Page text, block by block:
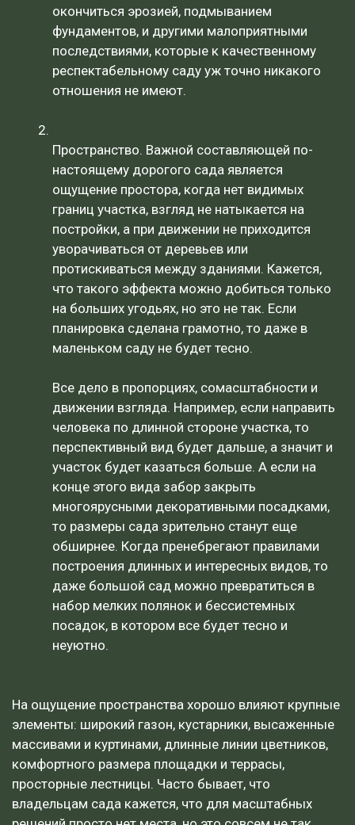
окончиться эрозией, подмыванием
фундаментов, и другими малоприятными
последствиями, которые к качественному
респектабельному саду уж точно никакого
отношения не имеют.
Пространство. Важной составляющей по-
настоящему дорогого сада является
ощущение простора, когда нет видимых
границ участка, взгляд не натыкается на
постройки, а при движении не приходится
уворачиваться от деревьев или
протискиваться между зданиями. Кажется,
что такого эффекта можно добиться только
на больших угодьях, но это не так. Если
планировка сделана грамотно, то даже в
маленьком саду не будет тесно.
Все дело в пропорциях, сомасштабности и
движении взгляда. Например, если направить
человека по длинной стороне участка, то
перспективный вид будет дальше, а значит и
участок будет казаться больше. А если на
конце этого вида забор закрыть
многоярусными декоративными посадками,
то размеры сада зрительно станут еще
обширнее. Когда пренебрегают правилами
построения длинных и интересных видов, то
даже большой сад можно превратиться в
набор мелких полянок и бессистемных
посадок, в котором все будет тесно и
неуютно.
На ощущение пространства хорошо влияют крупные
элементы: широкий газон, кустарники, высаженные
массивами и куртинами, длинные линии цветников,
комфортного размера площадки и террасы,
просторные лестницы. Часто бывает, что
владельцам сада кажется, что для масштабных